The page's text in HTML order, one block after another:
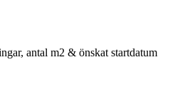
antal m2 & önskat startdatum